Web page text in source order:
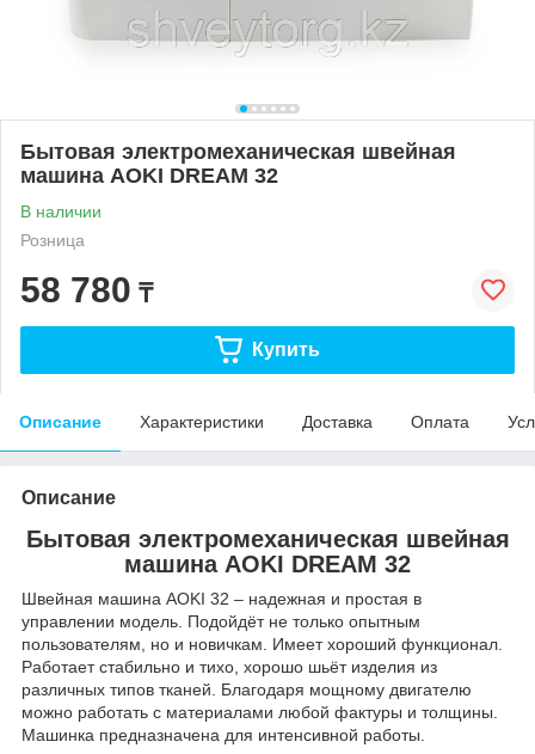
Бытовая электромеханическая швейная
машина AOKI DREAM 32
В наличии
Розница
58 780 ₸
Купить
Описание Характеристики Доставка Оплата
Описание
Бытовая электромеханическая швейная
машина AOKI DREAM 32
Швейная машина AOKI 32 – надежная и простая в
управлении модель. Подойдёт не только опытным
пользователям, но и новичкам. Имеет хороший функционал.
Работает стабильно и тихо, хорошо шьёт изделия из
различных типов тканей. Благодаря мощному двигателю
можно работать с материалами любой фактуры и толщины.
Машинка предназначена для интенсивной работы.